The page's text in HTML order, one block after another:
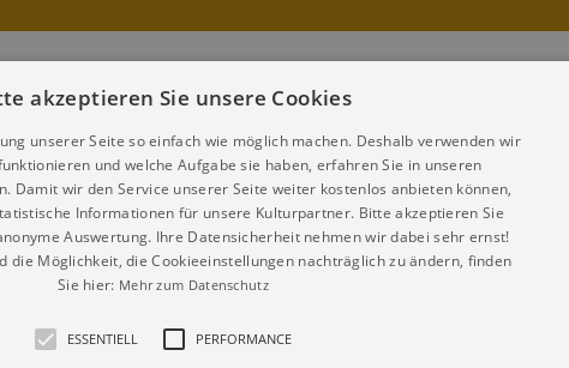
Heute im Umkreis von Beilrode
akzeptieren Sie unsere Cookies
unserer Seite so einfach wie möglich machen. Deshalb verwenden wir
und welche Aufgabe sie haben, erfahren Sie in unseren
Damit wir den Service unserer Seite weiter kostenlos anbieten können,
Informationen für unsere Kulturpartner. Bitte akzeptieren Sie
Auswertung. Ihre Datensicherheit nehmen wir dabei sehr ernst!
die Möglichkeit, die Cookieeinstellungen nachträglich zu ändern, finden
Sie hier: Mehr zum Datenschutz
ESSENTIELL PERFORMANCE